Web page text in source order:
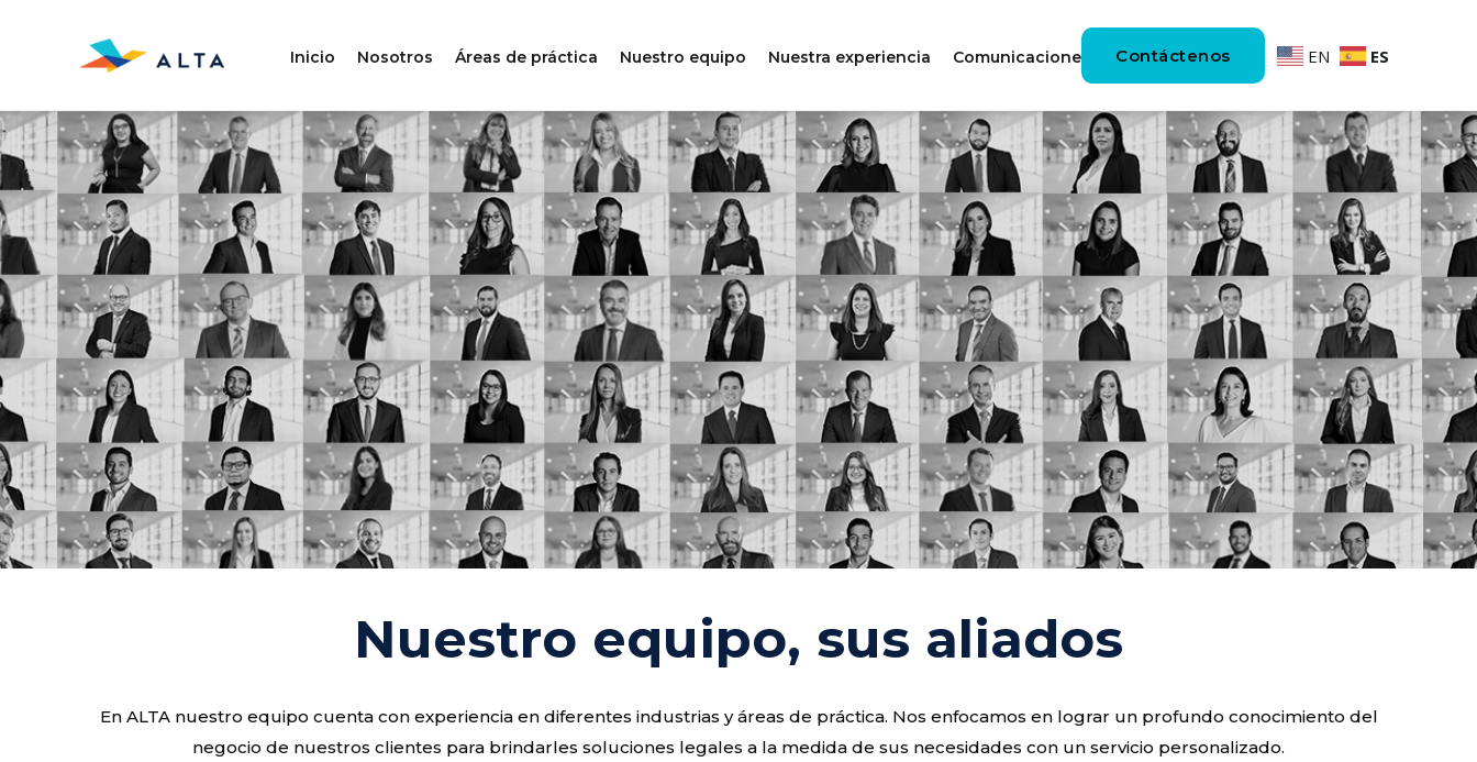
Inicio Nosotros Áreas de práctica Nuestro equipo Nuestra experiencia Comunicaciones Contáctenos EN ES
Nuestro equipo, sus aliados
En ALTA nuestro equipo cuenta con experiencia en diferentes industrias y áreas de práctica. Nos enfocamos en lograr un profundo conocimiento del
negocio de nuestros clientes para brindarles soluciones legales a la medida de sus necesidades con un servicio personalizado.